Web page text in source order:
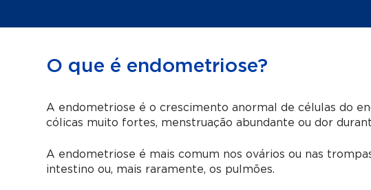
O que é endometriose?
A endometriose é o crescimento anormal de células do
cólicas muito fortes, menstruação abundante ou dor
A endometriose é mais comum nos ovários ou nas
intestino ou, mais raramente, os pulmões.